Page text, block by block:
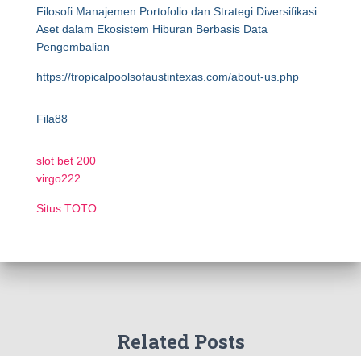
Filosofi Manajemen Portofolio dan Strategi Diversifikasi
Aset dalam Ekosistem Hiburan Berbasis Data
Pengembalian
https://tropicalpoolsofaustintexas.com/about-us.php
Fila88
slot bet 200
virgo222
Situs TOTO
Related Posts